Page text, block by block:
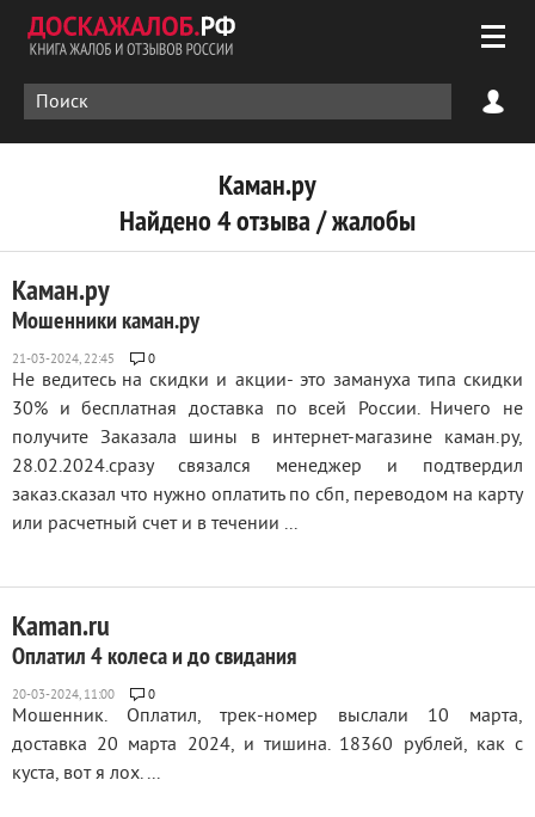
Каман.ру
Найдено 4 отзыва / жалобы
Каман.ру
Мошенники каман.ру
0
Не ведитесь на скидки и акции- это замануха типа скидки
30% и бесплатная доставка по всей России. Ничего не
получите Заказала шины в интернет-магазине каман.ру,
28.02.2024.сразу связался менеджер и подтвердил
заказ.сказал что нужно оплатить по сбп, переводом на карту
или расчетный счет и в течении ...
Kaman.ru
Оплатил 4 колеса и до свидания
0
Мошенник. Оплатил, трек-номер выслали 10 марта,
доставка 20 марта 2024, и тишина. 18360 рублей, как с
куста, вот я лох. ...